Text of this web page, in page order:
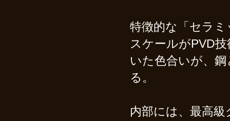
特徴的な「セラ
スケールがPVD
いた色合いが、
る。
内部には、最高